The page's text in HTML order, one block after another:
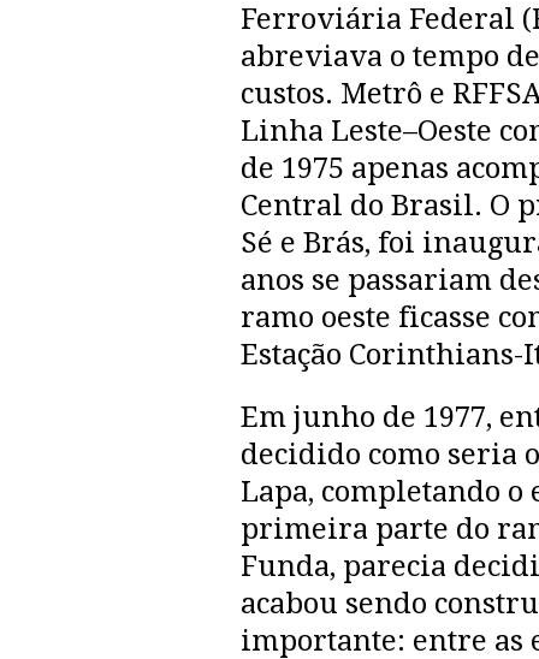
Ferroviária Federal
abreviava o tempo
custos. Metrô e
Linha Leste–Oeste
de 1975 apenas
Central do Brasil. O
Sé e Brás, foi
anos se passariam
ramo oeste ficasse
Estação Corinthians-
Em junho de 1977,
decidido como seria
Lapa, completando
primeira parte do
Funda, parecia
acabou sendo
importante: entre as